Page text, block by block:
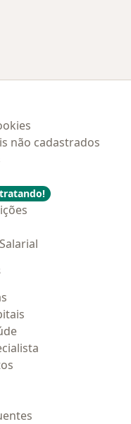
não cadastrados